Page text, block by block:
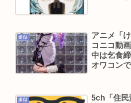
糞ゲーを掴まされてもその
に突入
ADHD/ASDのケンモメンは
ン」出してる？？助けて…
れSNS復帰し初ツイートが
嫌儲
アニメ「
コニコ動
中は乞食
オワコン
嫌儲
5ch「住民